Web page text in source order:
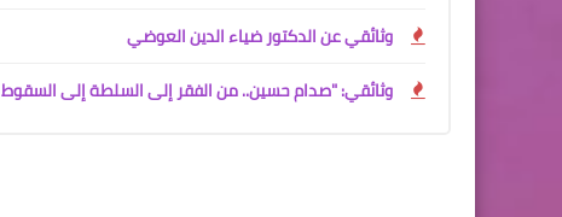
وثائقي عن الدكتور ضياء الدين العوضي
وثائقي: "صدام حسين.. من الفقر إلى السلطة إلى السقوط